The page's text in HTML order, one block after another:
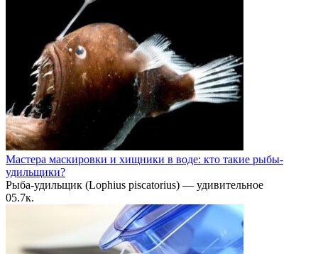
Мастера маскировки и хищники в воде: кто такие рыбы-
удильщики?
Рыба-удильщик (Lophius piscatorius) — удивительное
05.7к.